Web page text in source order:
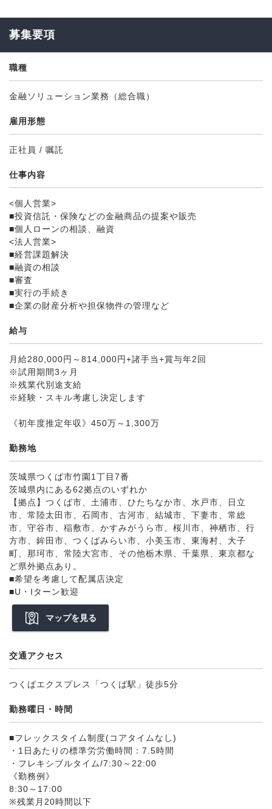
募集要項
職種
金融ソリューション業務（総合職）
雇用形態
正社員 / 嘱託
仕事内容
<個人営業>
■投資信託・保険などの金融商品の提案や販売
■個人ローンの相談、融資
<法人営業>
■経営課題解決
■融資の相談
■審査
■実行の手続き
■企業の財産分析や担保物件の管理など
給与
月給280,000円～814,000円+諸手当+賞与年2回
※試用期間3ヶ月
※残業代別途支給
※経験・スキル考慮し決定します
《初年度推定年収》450万～1,300万
勤務地
茨城県つくば市竹園1丁目7番
茨城県内にある62拠点のいずれか
【拠点】つくば市、土浦市、ひたちなか市、水戸市、日立
市、常陸太田市、石岡市、古河市、結城市、下妻市、常総
市、守谷市、稲敷市、かすみがうら市、桜川市、神栖市、行
方市、鉾田市、つくばみらい市、小美玉市、東海村、大子
町、那珂市、常陸大宮市、その他栃木県、千葉県、東京都な
ど県外拠点あり。
■希望を考慮して配属店決定
■U・Iターン歓迎
マップを見る
交通アクセス
つくばエクスプレス「つくば駅」徒歩5分
勤務曜日・時間
■フレックスタイム制度(コアタイムなし)
・1日あたりの標準労労働時間：7.5時間
・フレキシブルタイム/7:30～22:00
《勤務例》
8:30～17:00
※残業月20時間以下